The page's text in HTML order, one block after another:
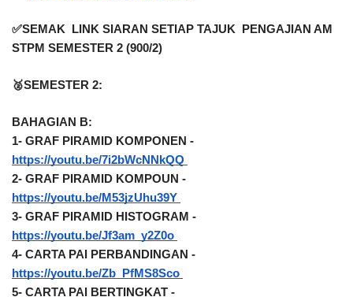
✅SEMAK  LINK SIARAN SETIAP TAJUK  PENGAJIAN AM
STPM SEMESTER 2 (900/2)
🥈SEMESTER 2:
BAHAGIAN B:
https://youtu.be/7i2bWcNNkQQ
https://youtu.be/M53jzUhu39Y
https://youtu.be/Jf3am_y2Z0o
https://youtu.be/Zb_PfMS8Sco